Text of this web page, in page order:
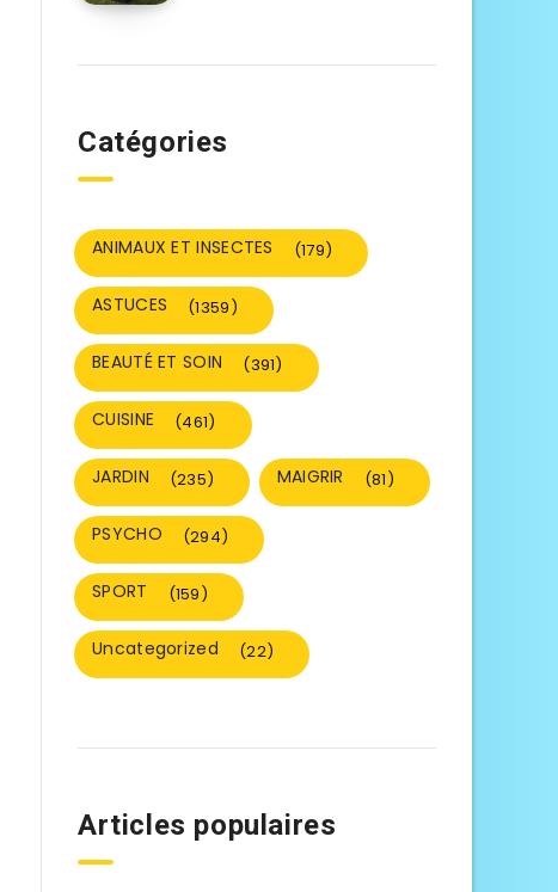
Catégories
ANIMAUX ET INSECTES (179)
ASTUCES (1359)
BEAUTÉ ET SOIN (391)
CUISINE (461)
JARDIN (235) MAIGRIR (81)
PSYCHO (294)
SPORT (159)
Uncategorized (22)
Articles populaires